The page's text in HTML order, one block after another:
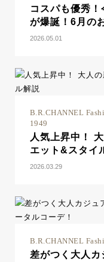
コスパも優秀
が爆誕！6月の
2026.05.01
B.R.CHANNEL
1949
人気上昇中！
エット&スタイ
2026.03.29
B.R.CHANNEL
差がつく大人